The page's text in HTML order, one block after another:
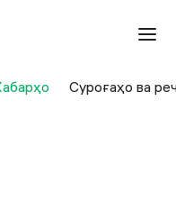
Суроғаҳо ва